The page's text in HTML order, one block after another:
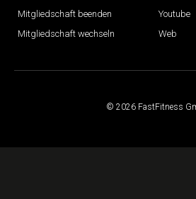
Mitgliedschaft beenden
Mitgliedschaft wechseln
Youtube
Web
© 2026 FastFitness